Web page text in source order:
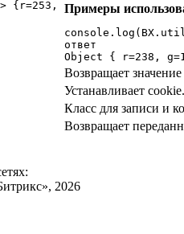
Примеры
ответ
Object { r=238,
Возвращает
Устанавливает cookie.
Класс для записи и
Возвращает
2026